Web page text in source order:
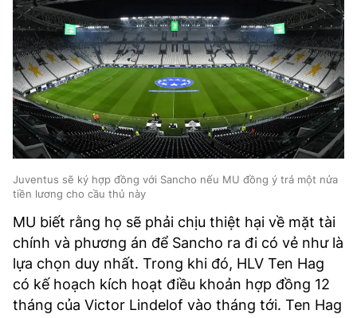
Juventus sẽ ký hợp đồng với Sancho nếu MU đồng ý trả một nửa
tiền lương cho cầu thủ này
MU biết rằng họ sẽ phải chịu thiệt hại về mặt tài
chính và phương án để Sancho ra đi có vẻ như là
lựa chọn duy nhất. Trong khi đó, HLV Ten Hag
có kế hoạch kích hoạt điều khoản hợp đồng 12
tháng của Victor Lindelof vào tháng tới. Ten Hag